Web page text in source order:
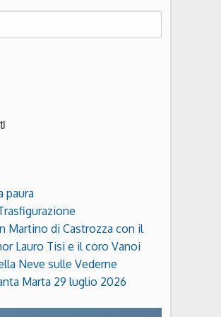
paura
Martino di Castrozza con il
Lauro Tisi e il coro Vanoi
Neve sulle Vederne
Marta 29 luglio 2026